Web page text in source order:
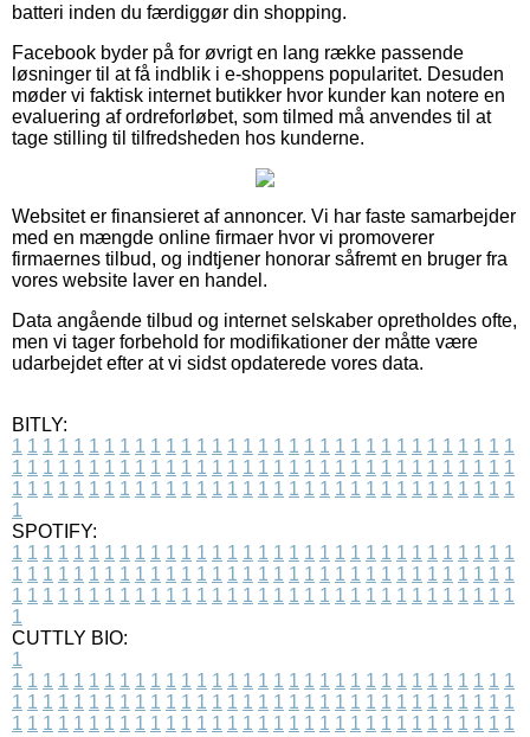
batteri inden du færdiggør din shopping.
Facebook byder på for øvrigt en lang række passende
løsninger til at få indblik i e-shoppens popularitet. Desuden
møder vi faktisk internet butikker hvor kunder kan notere en
evaluering af ordreforløbet, som tilmed må anvendes til at
tage stilling til tilfredsheden hos kunderne.
Websitet er finansieret af annoncer. Vi har faste samarbejder
med en mængde online firmaer hvor vi promoverer
firmaernes tilbud, og indtjener honorar såfremt en bruger fra
vores website laver en handel.
Data angående tilbud og internet selskaber opretholdes ofte,
men vi tager forbehold for modifikationer der måtte være
udarbejdet efter at vi sidst opdaterede vores data.
BITLY:
1 1 1 1 1 1 1 1 1 1 1 1 1 1 1 1 1 1 1 1 1 1 1 1 1 1 1 1 1 1 1 1 1
1 1 1 1 1 1 1 1 1 1 1 1 1 1 1 1 1 1 1 1 1 1 1 1 1 1 1 1 1 1 1 1 1
1 1 1 1 1 1 1 1 1 1 1 1 1 1 1 1 1 1 1 1 1 1 1 1 1 1 1 1 1 1 1 1 1
1
SPOTIFY:
1 1 1 1 1 1 1 1 1 1 1 1 1 1 1 1 1 1 1 1 1 1 1 1 1 1 1 1 1 1 1 1 1
1 1 1 1 1 1 1 1 1 1 1 1 1 1 1 1 1 1 1 1 1 1 1 1 1 1 1 1 1 1 1 1 1
1 1 1 1 1 1 1 1 1 1 1 1 1 1 1 1 1 1 1 1 1 1 1 1 1 1 1 1 1 1 1 1 1
1
CUTTLY BIO:
1
1 1 1 1 1 1 1 1 1 1 1 1 1 1 1 1 1 1 1 1 1 1 1 1 1 1 1 1 1 1 1 1 1
1 1 1 1 1 1 1 1 1 1 1 1 1 1 1 1 1 1 1 1 1 1 1 1 1 1 1 1 1 1 1 1 1
1 1 1 1 1 1 1 1 1 1 1 1 1 1 1 1 1 1 1 1 1 1 1 1 1 1 1 1 1 1 1 1 1